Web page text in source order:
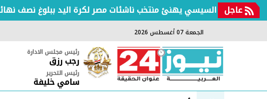
عاجل
الرئيس السيسي يهنئ منتخب ناشئات مصر لكرة اليد ببلوغ نصف نهائي
الجمعة 07 أغسطس 2026
رئيس مجلس الادارة
رجب رزق
رئيس التحرير
سامي خليفة